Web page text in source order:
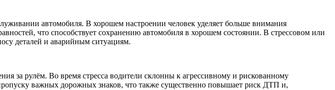
автомобиля. В хорошем настроении человек уделяет больше внимания
что способствует сохранению автомобиля в хорошем состоянии. В стрессовом или
деталей и аварийным ситуациям.
за рулём. Во время стресса водители склонны к агрессивному и рискованному
важных дорожных знаков, что также существенно повышает риск ДТП и,